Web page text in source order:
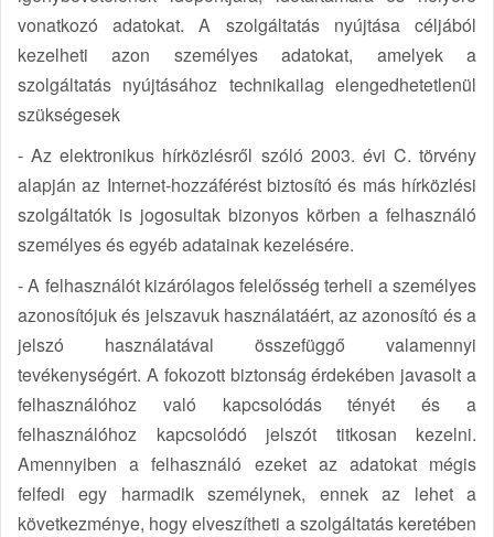
vonatkozó adatokat. A szolgáltatás nyújtása céljából
kezelheti azon személyes adatokat, amelyek a
szolgáltatás nyújtásához technikailag elengedhetetlenül
szükségesek
- Az elektronikus hírközlésről szóló 2003. évi C. törvény
alapján az Internet-hozzáférést biztosító és más hírközlési
szolgáltatók is jogosultak bizonyos körben a felhasználó
személyes és egyéb adatainak kezelésére.
- A felhasználót kizárólagos felelősség terheli a személyes
azonosítójuk és jelszavuk használatáért, az azonosító és a
jelszó használatával összefüggő valamennyi
tevékenységért. A fokozott biztonság érdekében javasolt a
felhasználóhoz való kapcsolódás tényét és a
felhasználóhoz kapcsolódó jelszót titkosan kezelni.
Amennyiben a felhasználó ezeket az adatokat mégis
felfedi egy harmadik személynek, ennek az lehet a
következménye, hogy elveszítheti a szolgáltatás keretében